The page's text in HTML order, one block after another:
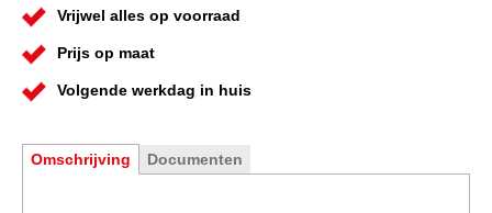
Vrijwel alles op voorraad
Prijs op maat
Volgende werkdag in huis
Omschrijving Documenten